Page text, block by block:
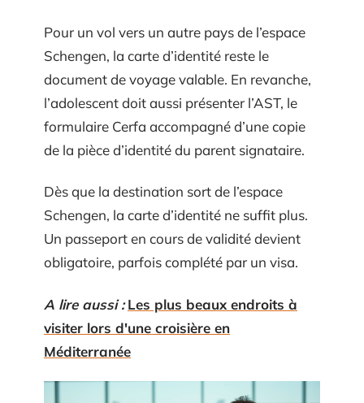
Pour un vol vers un autre pays de l’espace
Schengen, la carte d’identité reste le
document de voyage valable. En revanche,
l’adolescent doit aussi présenter l’AST, le
formulaire Cerfa accompagné d’une copie
de la pièce d’identité du parent signataire.
Dès que la destination sort de l’espace
Schengen, la carte d’identité ne suffit plus.
Un passeport en cours de validité devient
obligatoire, parfois complété par un visa.
A lire aussi : Les plus beaux endroits à
visiter lors d'une croisière en
Méditerranée